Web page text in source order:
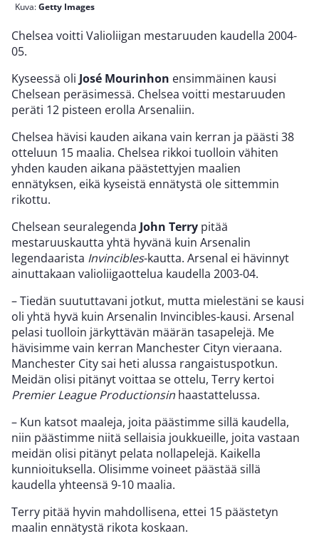
Kuva:Getty Images
Chelsea voitti Valioliigan mestaruuden kaudella 2004-
05.
Kyseessä oli José Mourinhon ensimmäinen kausi
Chelsean peräsimessä. Chelsea voitti mestaruuden
peräti 12 pisteen erolla Arsenaliin.
Chelsea hävisi kauden aikana vain kerran ja päästi 38
otteluun 15 maalia. Chelsea rikkoi tuolloin vähiten
yhden kauden aikana päästettyjen maalien
ennätyksen, eikä kyseistä ennätystä ole sittemmin
rikottu.
Chelsean seuralegenda John Terry pitää
mestaruuskautta yhtä hyvänä kuin Arsenalin
legendaarista Invincibles-kautta. Arsenal ei hävinnyt
ainuttakaan valioliigaottelua kaudella 2003-04.
– Tiedän suututtavani jotkut, mutta mielestäni se kausi
oli yhtä hyvä kuin Arsenalin Invincibles-kausi. Arsenal
pelasi tuolloin järkyttävän määrän tasapelejä. Me
hävisimme vain kerran Manchester Cityn vieraana.
Manchester City sai heti alussa rangaistuspotkun.
Meidän olisi pitänyt voittaa se ottelu, Terry kertoi
Premier League Productionsin haastattelussa.
– Kun katsot maaleja, joita päästimme sillä kaudella,
niin päästimme niitä sellaisia joukkueille, joita vastaan
meidän olisi pitänyt pelata nollapelejä. Kaikella
kunnioituksella. Olisimme voineet päästää sillä
kaudella yhteensä 9-10 maalia.
Terry pitää hyvin mahdollisena, ettei 15 päästetyn
maalin ennätystä rikota koskaan.